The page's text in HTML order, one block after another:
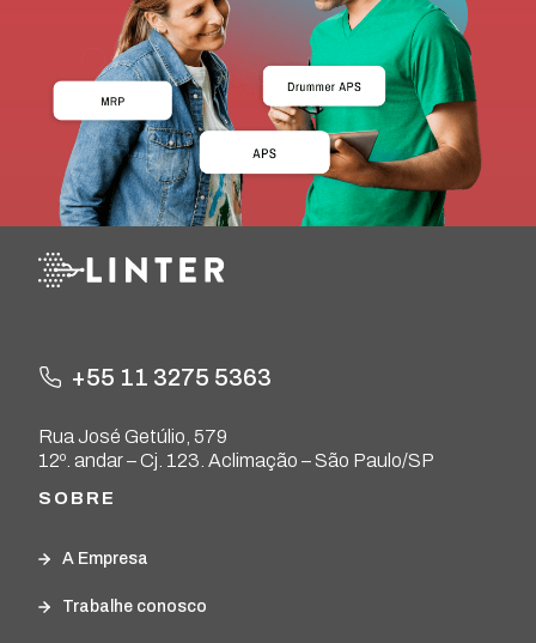
+55 11 3275 5363
Rua José Getúlio, 579
12º. andar – Cj. 123. Aclimação – São Paulo/SP
SOBRE
A Empresa
Trabalhe conosco